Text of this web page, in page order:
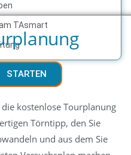
TAsmart
STARTEN
kostenlose Tourplanung
Törntipp, den Sie
und aus dem Sie